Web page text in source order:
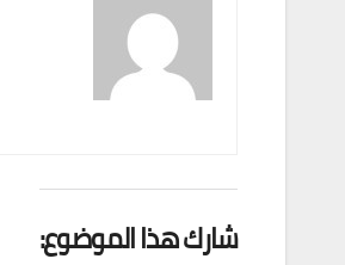
شارك هذا الموضوع: